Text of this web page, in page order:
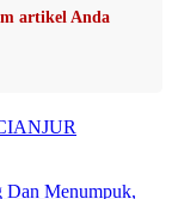
artikel Anda
Dan Menumpuk,